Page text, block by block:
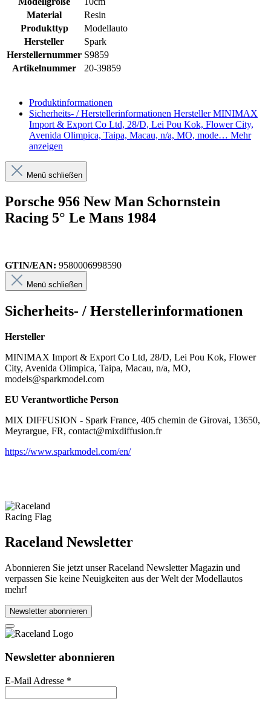
Material
Resin
Produkttyp
Modellauto
Hersteller
Spark
Herstellernummer S9859
Artikelnummer
20-39859
Produktinformationen
Sicherheits- / Herstellerinformationen Hersteller MINIMAX
Import & Export Co Ltd, 28/D, Lei Pou Kok, Flower City,
Avenida Olimpica, Taipa, Macau, n/a, MO, mode… Mehr
anzeigen
Menü schließen
Porsche 956 New Man Schornstein
Racing 5° Le Mans 1984
GTIN/EAN: 9580006998590
Menü schließen
Sicherheits- / Herstellerinformationen
Hersteller
MINIMAX Import & Export Co Ltd, 28/D, Lei Pou Kok, Flower
City, Avenida Olimpica, Taipa, Macau, n/a, MO,
models@sparkmodel.com
EU Verantwortliche Person
MIX DIFFUSION - Spark France, 405 chemin de Girovai, 13650,
Meyrargue, FR, contact@mixdiffusion.fr
https://www.sparkmodel.com/en/
Raceland Newsletter
Abonnieren Sie jetzt unser Raceland Newsletter Magazin und
verpassen Sie keine Neuigkeiten aus der Welt der Modellautos
mehr!
Newsletter abonnieren
Newsletter abonnieren
E-Mail Adresse *